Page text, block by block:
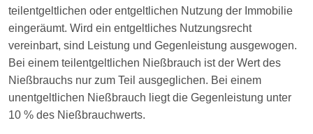
teilentgeltlichen oder entgeltlichen Nutzung der Immobilie
eingeräumt. Wird ein entgeltliches Nutzungsrecht
vereinbart, sind Leistung und Gegenleistung ausgewogen.
Bei einem teilentgeltlichen Nießbrauch ist der Wert des
Nießbrauchs nur zum Teil ausgeglichen. Bei einem
unentgeltlichen Nießbrauch liegt die Gegenleistung unter
10 % des Nießbrauchwerts.